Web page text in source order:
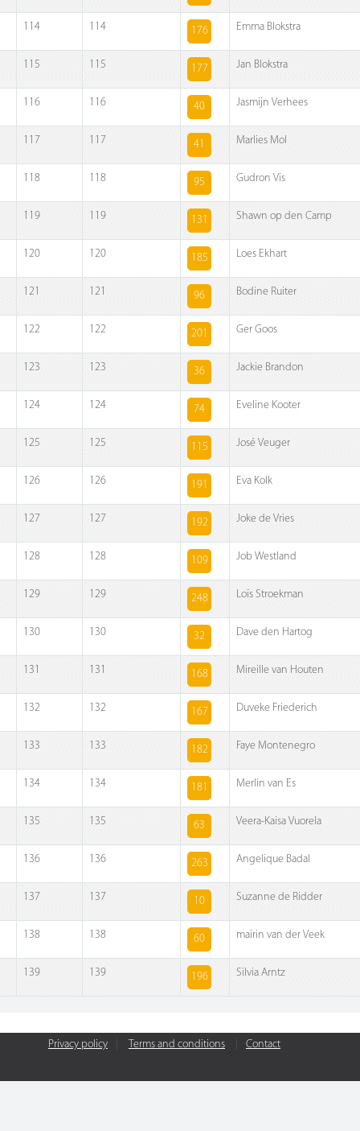
114 114 176 Emma Blokstra
115 115 177 Jan Blokstra
116 116 40 Jasmijn Verhees
117 117 41 Marlies Mol
118 118 95 Gudron Vis
119 119 131 Shawn op den Camp
120 120 185 Loes Ekhart
121 121 96 Bodine Ruiter
122 122 201 Ger Goos
123 123 36 Jackie Brandon
124 124 74 Eveline Kooter
125 125 115 José Veuger
126 126 191 Eva Kolk
127 127 192 Joke de Vries
128 128 109 Job Westland
129 129 248 Loïs Stroekman
130 130 32 Dave den Hartog
131 131 168 Mireille van Houten
132 132 167 Duveke Friederich
133 133 182 Faye Montenegro
134 134 181 Merlin van Es
135 135 63 Veera-Kaisa Vuorela
136 136 263 Angelique Badal
137 137 10 Suzanne de Ridder
138 138 60 mairin van der Veek
139 139 196 Silvia Arntz
Privacy policy Terms and conditions Contact